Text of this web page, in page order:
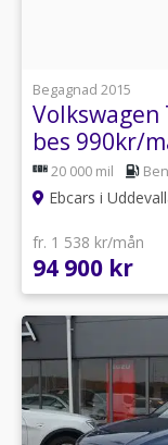
Begagnad 2015
Volkswagen
bes 990kr/
20 000 mil
Ebcars i
fr. 1 538 kr/mån
94 900 kr